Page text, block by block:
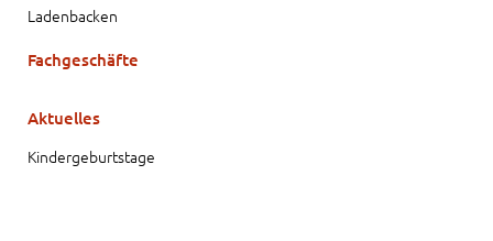
Ladenbacken
Fachgeschäfte
Aktuelles
Kindergeburtstage